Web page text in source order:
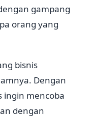
gampang
orang yang
bisnis
Dengan
ingin mencoba
dengan